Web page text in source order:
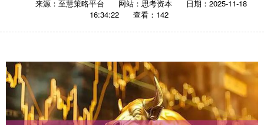
来源：至慧策略平台 网站：思考资本
日期：2025-11-18
16:34:22
查看：142